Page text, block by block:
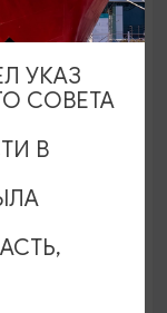
1 день!
11 ЧАСОВ
УКАЗ
СОВЕТА
В